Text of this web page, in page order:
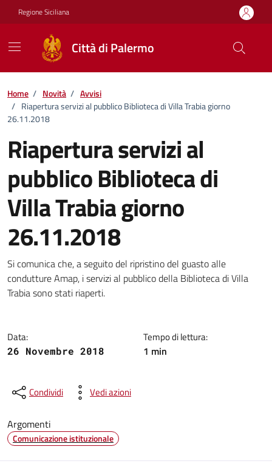
Vai ai contenuti
Vai al footer
Regione Siciliana
Città di Palermo
Home / Novità / Avvisi
/ Riapertura servizi al pubblico Biblioteca di Villa Trabia giorno
26.11.2018
Riapertura servizi al
pubblico Biblioteca di
Villa Trabia giorno
26.11.2018
Dettagli della notizia
Si comunica che, a seguito del ripristino del guasto alle
condutture Amap, i servizi al pubblico della Biblioteca di Villa
Trabia sono stati riaperti.
Data:
26 Novembre 2018
Tempo di lettura:
1 min
Condividi Vedi azioni
Argomenti
Comunicazione istituzionale